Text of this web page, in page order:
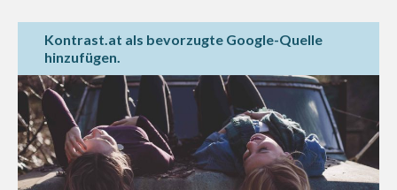
Kontrast.at als bevorzugte Google-Quelle
hinzufügen.